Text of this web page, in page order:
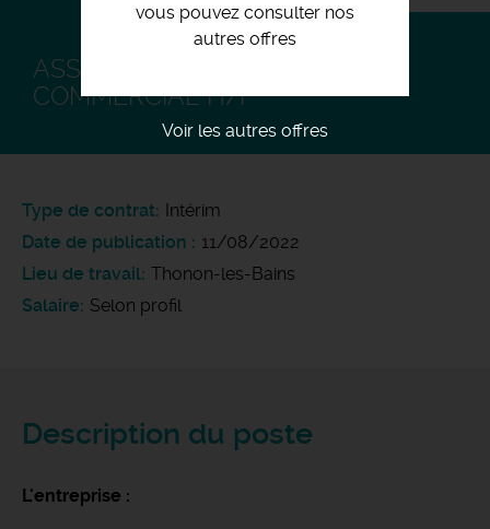
vous pouvez consulter nos
autres offres
Voir les autres offres
ASSISTANT ADMINISTRATIF ET
COMMERCIAL H/F
Type de contrat Intérim
Date de publication
11/08/2022
Lieu de travail Thonon-les-Bains
Salaire Selon profil
Description du poste
L'entreprise :